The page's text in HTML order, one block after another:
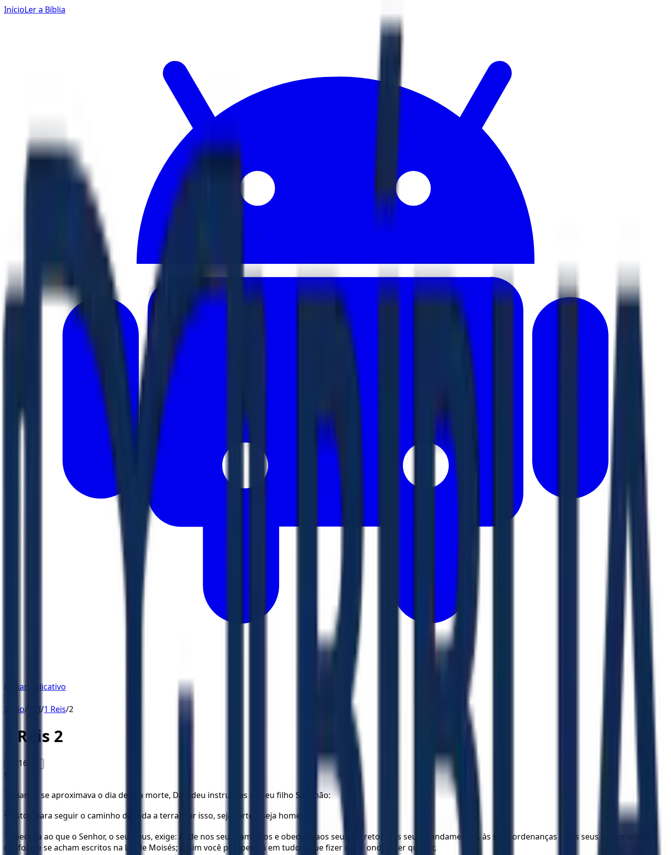
InícioLer a Bíblia
Baixar Aplicativo
Início/ NVI/1 Reis/2
1 Reis 2
16 A+
NVI
1 Quando se aproximava o dia de sua morte, Davi deu instruções ao seu filho Salomão:
2 "Estou para seguir o caminho de toda a terra. Por isso, seja forte e seja homem.
3
Obedeça ao que o Senhor, o seu Deus, exige: Ande nos seus caminhos e obedeça aos seus decretos, aos seus mandamentos, às suas ordenanças e aos seus testemunhos,
conforme se acham escritos na Lei de Moisés; assim você prosperará em tudo o que fizer e por onde quer que for,